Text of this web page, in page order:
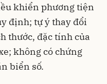
khiển phương tiện
định; tự ý thay đổi
thước, đặc tính của
không có chứng
biển số.